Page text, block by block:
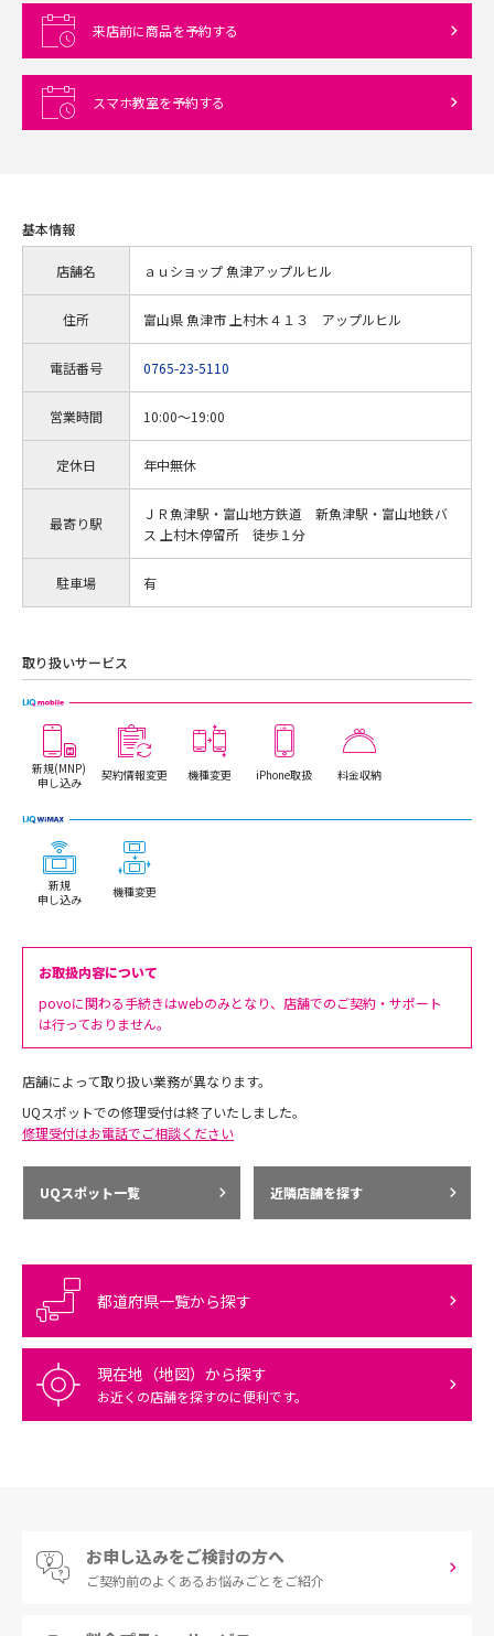
来店前に商品を予約する
スマホ教室を予約する
基本情報
店舗名 ａｕショップ 魚津アップルヒル
住所 富山県 魚津市 上村木４１３ アップルヒル
電話番号 0765-23-5110
営業時間 10:00～19:00
定休日 年中無休
最寄り駅
ＪＲ魚津駅・富山地方鉄道 新魚津駅・富山地鉄バ
ス 上村木停留所 徒歩１分
駐車場 有
取り扱いサービス
新規(MNP)
申し込み
契約情報変更 機種変更 iPhone取扱 料金収納
新規
申し込み
機種変更
お取扱内容について
povoに関わる手続きはwebのみとなり、店舗でのご契約・サポート
は行っておりません。
店舗によって取り扱い業務が異なります。
UQスポットでの修理受付は終了いたしました。
修理受付はお電話でご相談ください
UQスポット一覧 近隣店舗を探す
都道府県一覧から探す
現在地（地図）から探す
お近くの店舗を探すのに便利です。
お申し込みをご検討の方へ
ご契約前のよくあるお悩みごとをご紹介